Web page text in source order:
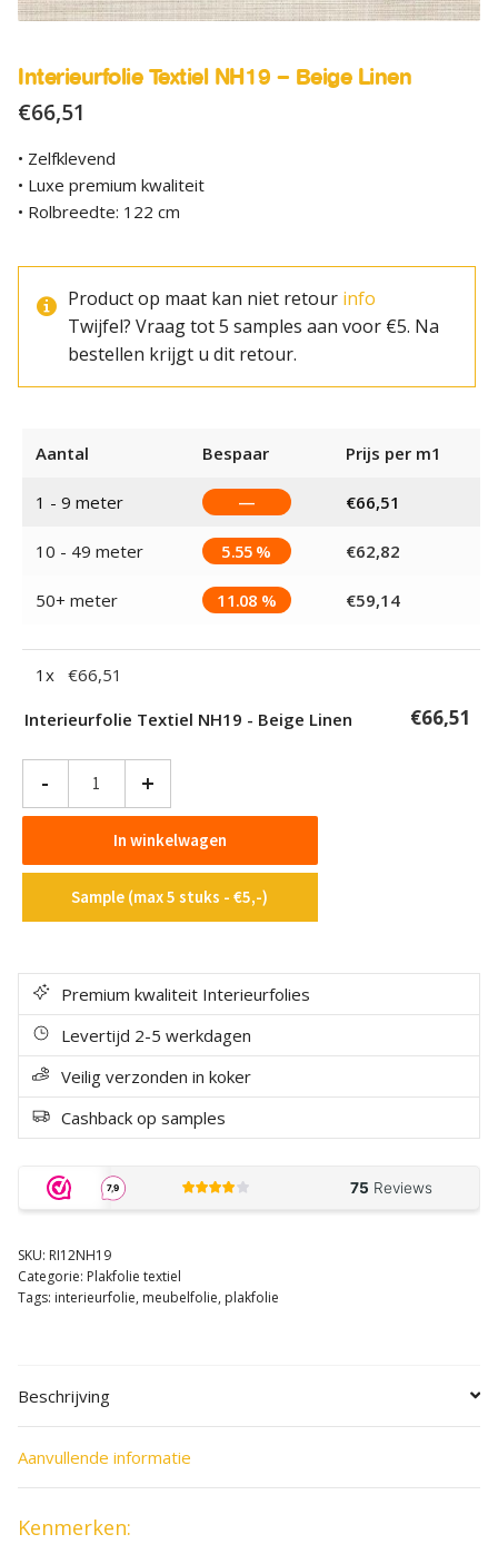
Interieurfolie Textiel NH19 – Beige Linen
€66,51
• Zelfklevend
• Luxe premium kwaliteit
• Rolbreedte: 122 cm
Product op maat kan niet retour info
Twijfel? Vraag tot 5 samples aan voor €5. Na
bestellen krijgt u dit retour.
Aantal Bespaar Prijs per m1
1 - 9 meter — €66,51
10 - 49 meter 5.55 % €62,82
50+ meter 11.08 % €59,14
1 x €66,51
Interieurfolie Textiel NH19 - Beige Linen
€66,51
-
NH19
Beige
+
In winkelwagen
Sample (max 5 stuks - €5,-)
Premium kwaliteit Interieurfolies
Levertijd 2-5 werkdagen
Veilig verzonden in koker
Cashback op samples
SKU: RI12NH19
Categorie: Plakfolie textiel
Tags: interieurfolie, meubelfolie, plakfolie
Beschrijving
Aanvullende informatie
Kenmerken: